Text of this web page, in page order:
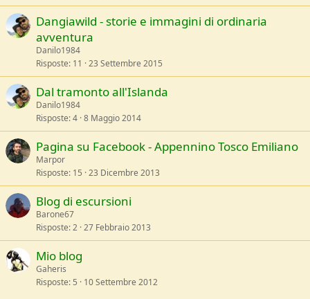
Dangiawild - storie e immagini di ordinaria
avventura
Danilo1984
Risposte 11 23 Settembre 2015
Dal tramonto all'Islanda
Danilo1984
Risposte 4 8 Maggio 2014
Pagina su Facebook - Appennino Tosco Emiliano
Marpor
Risposte 15 23 Dicembre 2013
Blog di escursioni
Barone67
Risposte 2 27 Febbraio 2013
Mio blog
Gaheris
Risposte 5 10 Settembre 2012